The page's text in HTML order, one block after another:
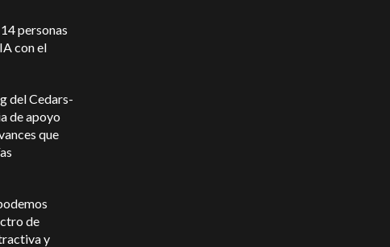
personas
con el
del Cedars-
de apoyo
que
de
y